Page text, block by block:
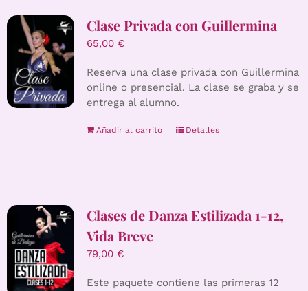
Clase Privada con Guillermina
65,00 €
Reserva una clase privada con Guillermina
online o presencial. La clase se graba y se
entrega al alumno.
Añadir al carrito Detalles
Clases de Danza Estilizada 1-12,
Vida Breve
79,00 €
Este paquete contiene las primeras 12